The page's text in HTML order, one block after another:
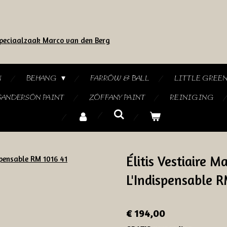
BEHANG FARROW & BALL
LITTLE
PAINT ZOFFANY PAINT REINIGING
Élitis Vestiaire
L'Indispensable
€ 194,00